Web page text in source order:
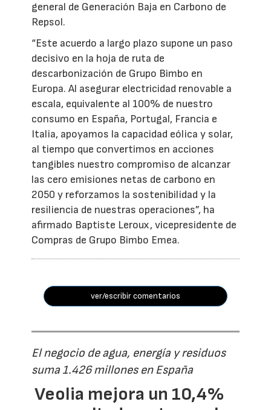
general de Generación Baja en Carbono de
Repsol.
“Este acuerdo a largo plazo supone un paso
decisivo en la hoja de ruta de
descarbonización de Grupo Bimbo en
Europa. Al asegurar electricidad renovable a
escala, equivalente al 100% de nuestro
consumo en España, Portugal, Francia e
Italia, apoyamos la capacidad eólica y solar,
al tiempo que convertimos en acciones
tangibles nuestro compromiso de alcanzar
las cero emisiones netas de carbono en
2050 y reforzamos la sostenibilidad y la
resiliencia de nuestras operaciones”, ha
afirmado Baptiste Leroux, vicepresidente de
Compras de Grupo Bimbo Emea.
ver/escribir comentarios
El negocio de agua, energía y residuos
suma 1.426 millones en España
Veolia mejora un 10,4%